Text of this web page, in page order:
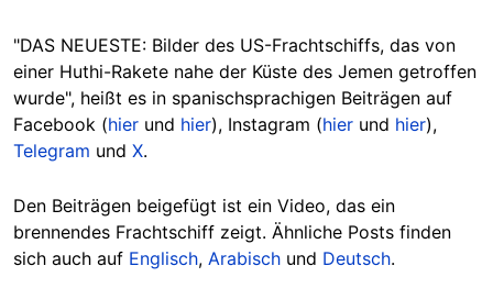
"DAS NEUESTE: Bilder des US-Frachtschiffs, das von
einer Huthi-Rakete nahe der Küste des Jemen getroffen
wurde", heißt es in spanischsprachigen Beiträgen auf
Facebook (hier und hier), Instagram (hier und hier),
Telegram und X.
Den Beiträgen beigefügt ist ein Video, das ein
brennendes Frachtschiff zeigt. Ähnliche Posts finden
sich auch auf Englisch, Arabisch und Deutsch.